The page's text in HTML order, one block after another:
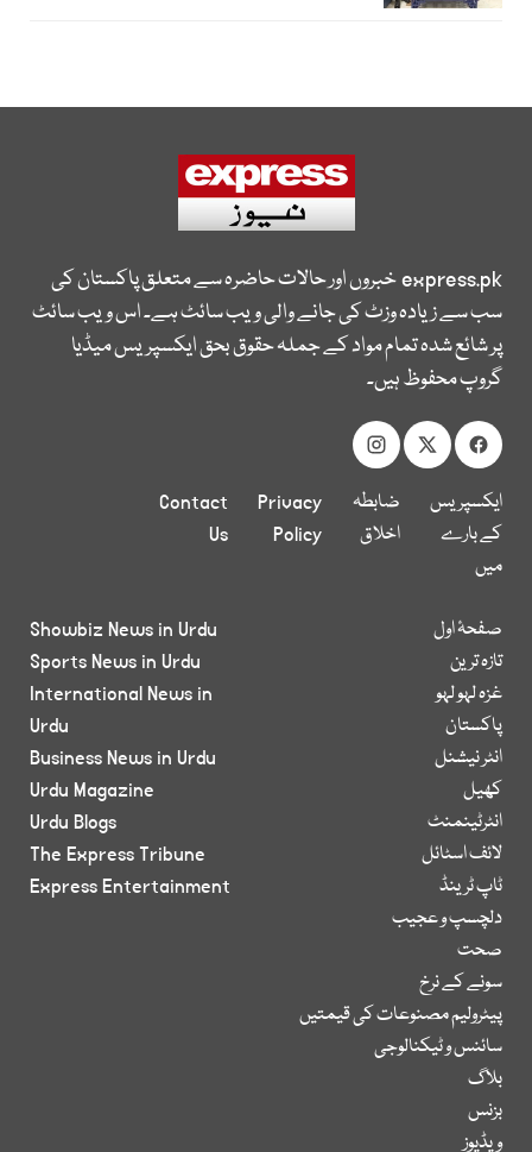
express.pkخبروں اور حالات حاضرہ سے متعلق پاکستان کی
سب سے زیادہ وزٹ کی جانے والی ویب سائٹ ہے۔ اس ویب سائٹ
پر شائع شدہ تمام مواد کے جملہ حقوق بحق ایکسپریس میڈیا
گروپ محفوظ ہیں۔
ایکسپریس
کے بارے
میں
ضابطہ
اخلاق
Privacy
Policy
Contact
Us
صفحۂ اول
تازہ ترین
غزہ لہو لہو
پاکستان
انٹر نیشنل
کھیل
انٹرٹینمنٹ
لائف اسٹائل
ٹاپ ٹرینڈ
دلچسپ و عجیب
صحت
سونے کے نرخ
پیٹرولیم مصنوعات کی قیمتیں
سائنس و ٹیکنالوجی
بلاگ
بزنس
ویڈیوز
Showbiz News in Urdu
Sports News in Urdu
International News in
Urdu
Business News in Urdu
Urdu Magazine
Urdu Blogs
The Express Tribune
Express Entertainment